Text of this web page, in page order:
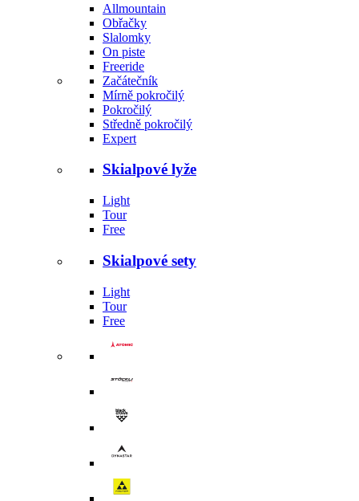
Allmountain
Obřačky
Slalomky
On piste
Freeride
Začátečník
Mírně pokročilý
Pokročilý
Středně pokročilý
Expert
Skialpové lyže
Light
Tour
Free
Skialpové sety
Light
Tour
Free